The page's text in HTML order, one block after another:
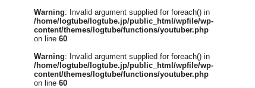
Warning: Invalid argument supplied for foreach() in
/home/logtube/logtube.jp/public_html/wpfile/wp-
content/themes/logtube/functions/youtuber.php
on line 60
Warning: Invalid argument supplied for foreach() in
/home/logtube/logtube.jp/public_html/wpfile/wp-
content/themes/logtube/functions/youtuber.php
on line 60